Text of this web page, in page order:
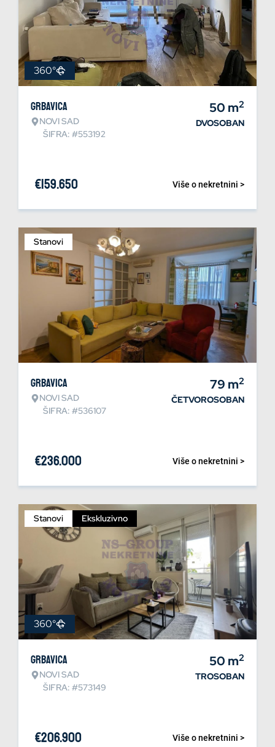
360°
Grbavica
NOVI SAD
ŠIFRA: #553192
50 m2
DVOSOBAN
Više o nekretnini >
€159.650
Stanovi
Grbavica
NOVI SAD
ŠIFRA: #536107
79 m2
ČETVOROSOBAN
Više o nekretnini >
€236.000
Stanovi Ekskluzivno
360°
Grbavica
NOVI SAD
ŠIFRA: #573149
50 m2
TROSOBAN
Više o nekretnini >
€206.900